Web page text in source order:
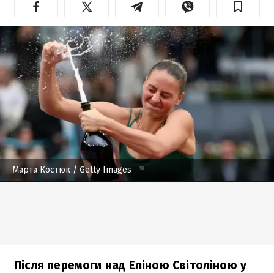
Марта Костюк / Getty Images
Після перемоги над Еліною Світоліною у